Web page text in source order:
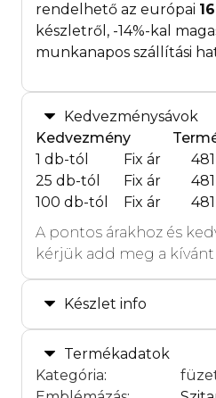
Kedvezménysávok
Kedvezmény
1 db-tól
Fix ár
25 db-tól
Fix ár
100 db-tól
Fix ár
A pontos árakhoz és
kérjük add meg a
Készlet info
rendelhető az európai
készletről, -14%-kal
munkanapos szállítási
Termékadatok
Kategória: